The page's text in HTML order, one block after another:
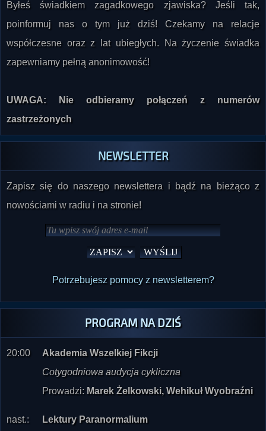
współczesne oraz z lat ubiegłych. Na życzenie świadka
zapewniamy pełną anonimowość!
zastrzeżonych
NEWSLETTER
Zapisz się do naszego newslettera i bądź na bieżąco z
nowościami w radiu i na stronie!
Potrzebujesz pomocy z newsletterem?
PROGRAM NA DZIŚ
Akademia Wszelkiej Fikcji
Cotygodniowa audycja cykliczna
Prowadzi:Marek Żelkowski, Wehikuł Wyobraźni
Lektury Paranormalium
Akhara Jussuf Mustafa - Pamiętnik jasnowidza (w